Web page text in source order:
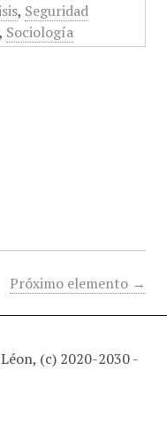
, Seguridad
Sociología
Próximo elemento →
(c) 2020-2030 -